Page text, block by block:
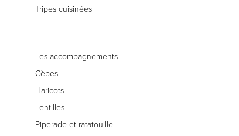
Tripes cuisinées
Les accompagnements
Cèpes
Haricots
Lentilles
Piperade et ratatouille